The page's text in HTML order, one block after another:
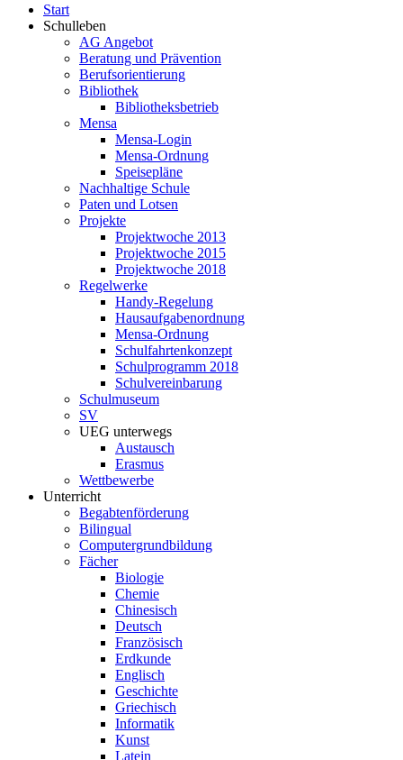
Start
Schulleben
AG Angebot
Beratung und Prävention
Berufsorientierung
Bibliothek
Bibliotheksbetrieb
Mensa
Mensa-Login
Mensa-Ordnung
Speisepläne
Nachhaltige Schule
Paten und Lotsen
Projekte
Projektwoche 2013
Projektwoche 2015
Projektwoche 2018
Regelwerke
Handy-Regelung
Hausaufgabenordnung
Mensa-Ordnung
Schulfahrtenkonzept
Schulprogramm 2018
Schulvereinbarung
Schulmuseum
SV
UEG unterwegs
Austausch
Erasmus
Wettbewerbe
Unterricht
Begabtenförderung
Bilingual
Computergrundbildung
Fächer
Biologie
Chemie
Chinesisch
Deutsch
Französisch
Erdkunde
Englisch
Geschichte
Griechisch
Informatik
Kunst
Latein